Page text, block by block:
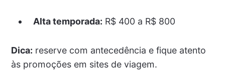
Alta temporada: R$ 400 a R$ 800
Dica: reserve com antecedência e fique atento
às promoções em sites de viagem.